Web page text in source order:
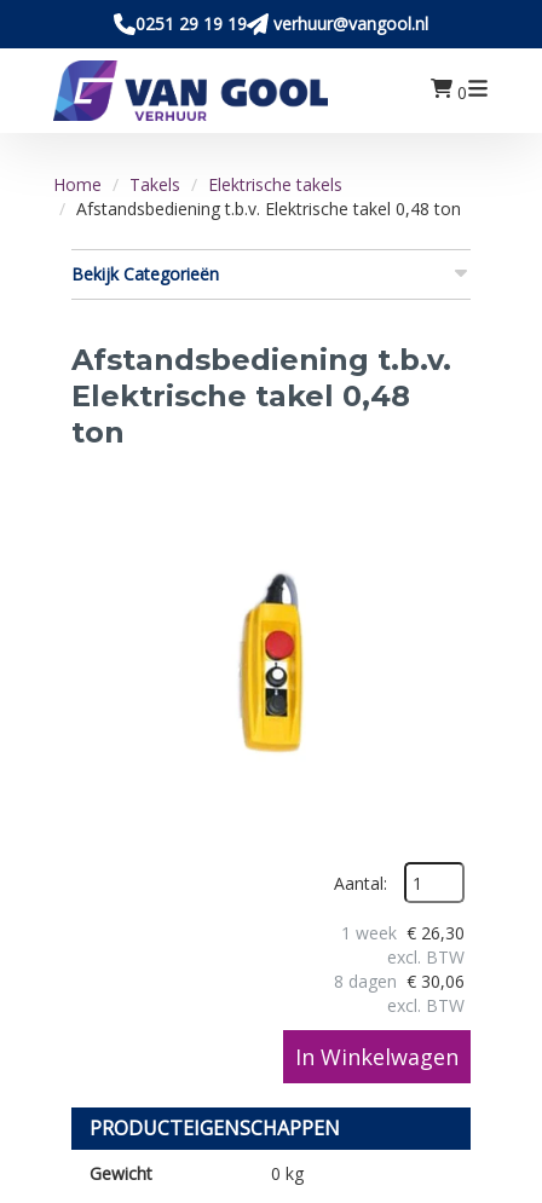
0251 29 19 19 verhuur@vangool.nl
0
Home Takels
Elektrische takels
Afstandsbediening t.b.v. Elektrische takel 0,48 ton
Bekijk Categorieën
Afstandsbediening t.b.v.
Elektrische takel 0,48
ton
Aantal:
8 dagen € 30,06
excl. BTW
1 week € 26,30
excl. BTW
In Winkelwagen
PRODUCTEIGENSCHAPPEN
Gewicht 0 kg